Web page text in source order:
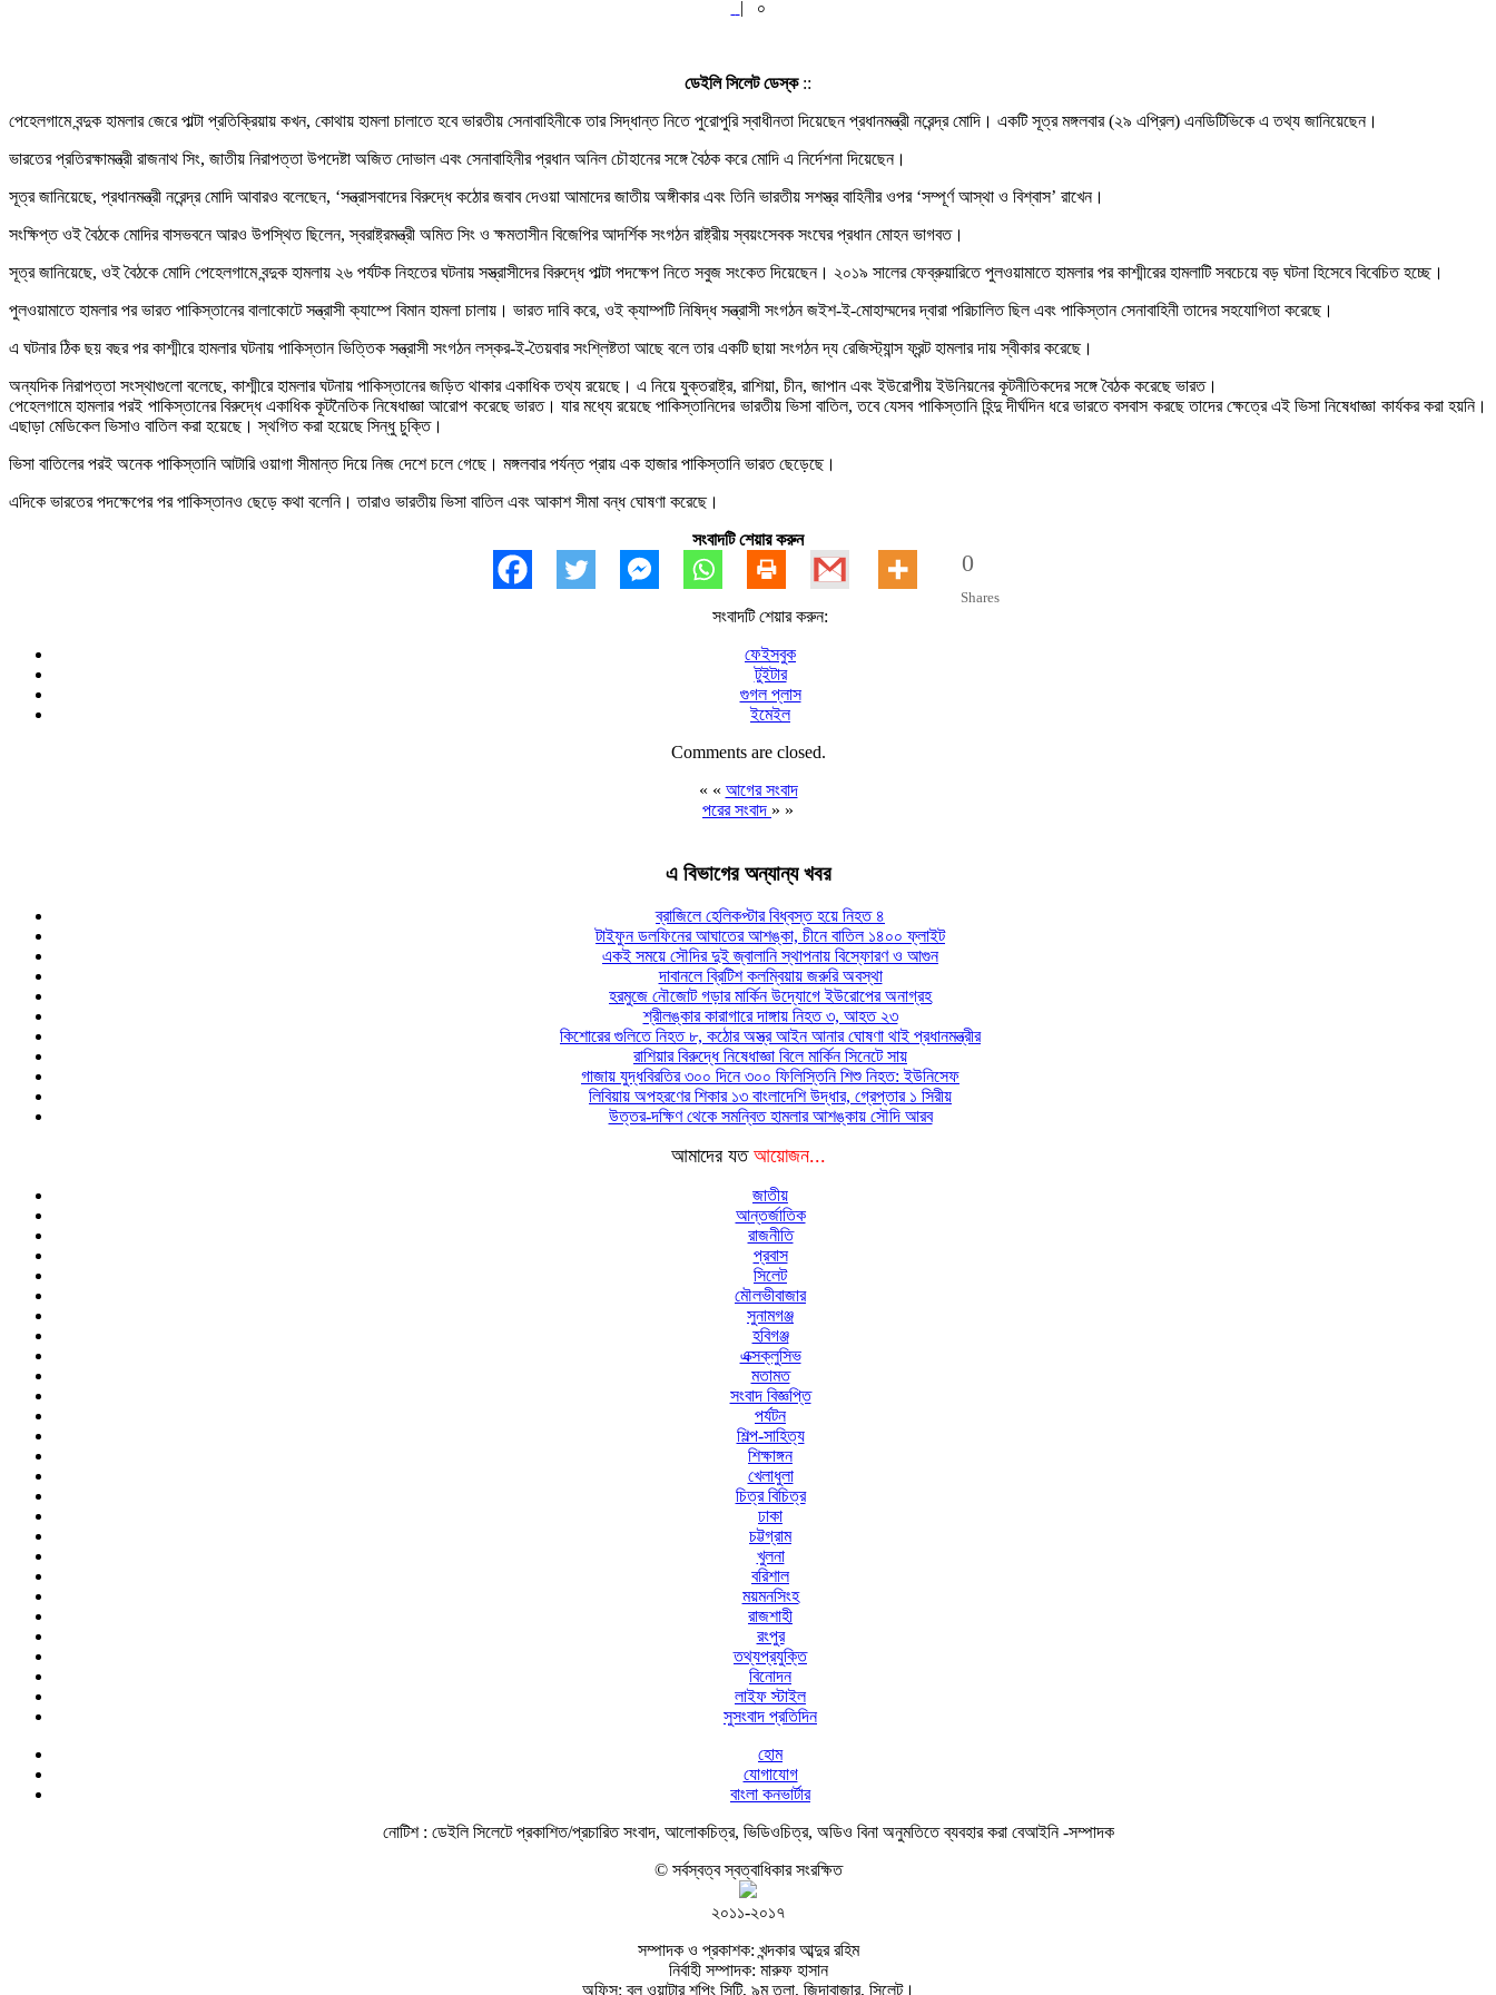
| ০
ডেইলি সিলেট ডেস্ক::
পেহেলগামে বন্দুক হামলার জেরে পাল্টা প্রতিক্রিয়ায় কখন, কোথায় হামলা চালাতে হবে ভারতীয় সেনাবাহিনীকে তার সিদ্ধান্ত নিতে পুরোপুরি স্বাধীনতা দিয়েছেন প্রধানমন্ত্রী নরেন্দ্র মোদি। একটি সূত্র মঙ্গলবার (২৯ এপ্রিল) এনডিটিভিকে এ তথ্য জানিয়েছেন।
ভারতের প্রতিরক্ষামন্ত্রী রাজনাথ সিং, জাতীয় নিরাপত্তা উপদেষ্টা অজিত দোভাল এবং সেনাবাহিনীর প্রধান অনিল চৌহানের সঙ্গে বৈঠক করে মোদি এ নির্দেশনা দিয়েছেন।
সূত্র জানিয়েছে, প্রধানমন্ত্রী নরেন্দ্র মোদি আবারও বলেছেন, ‘সন্ত্রাসবাদের বিরুদ্ধে কঠোর জবাব দেওয়া আমাদের জাতীয় অঙ্গীকার এবং তিনি ভারতীয় সশস্ত্র বাহিনীর ওপর ‘সম্পূর্ণ আস্থা ও বিশ্বাস’ রাখেন।
সংক্ষিপ্ত ওই বৈঠকে মোদির বাসভবনে আরও উপস্থিত ছিলেন, স্বরাষ্ট্রমন্ত্রী অমিত সিং ও ক্ষমতাসীন বিজেপির আদর্শিক সংগঠন রাষ্ট্রীয় স্বয়ংসেবক সংঘের প্রধান মোহন ভাগবত।
সূত্র জানিয়েছে, ওই বৈঠকে মোদি পেহেলগামে বন্দুক হামলায় ২৬ পর্যটক নিহতের ঘটনায় সস্ত্রাসীদের বিরুদ্ধে পাল্টা পদক্ষেপ নিতে সবুজ সংকেত দিয়েছেন। ২০১৯ সালের ফেব্রুয়ারিতে পুলওয়ামাতে হামলার পর কাশ্মীরের হামলাটি সবচেয়ে বড় ঘটনা হিসেবে বিবেচিত হচ্ছে।
পুলওয়ামাতে হামলার পর ভারত পাকিস্তানের বালাকোটে সন্ত্রাসী ক্যাম্পে বিমান হামলা চালায়। ভারত দাবি করে, ওই ক্যাম্পটি নিষিদ্ধ সন্ত্রাসী সংগঠন জইশ-ই-মোহাম্মদের দ্বারা পরিচালিত ছিল এবং পাকিস্তান সেনাবাহিনী তাদের সহযোগিতা করেছে।
এ ঘটনার ঠিক ছয় বছর পর কাশ্মীরে হামলার ঘটনায় পাকিস্তান ভিত্তিক সন্ত্রাসী সংগঠন লস্কর-ই-তৈয়বার সংশ্লিষ্টতা আছে বলে তার একটি ছায়া সংগঠন দ্য রেজিস্ট্যান্স ফ্রন্ট হামলার দায় স্বীকার করেছে।
অন্যদিক নিরাপত্তা সংস্থাগুলো বলেছে, কাশ্মীরে হামলার ঘটনায় পাকিস্তানের জড়িত থাকার একাধিক তথ্য রয়েছে। এ নিয়ে যুক্তরাষ্ট্র, রাশিয়া, চীন, জাপান এবং ইউরোপীয় ইউনিয়নের কূটনীতিকদের সঙ্গে বৈঠক করেছে ভারত।
পেহেলগামে হামলার পরই পাকিস্তানের বিরুদ্ধে একাধিক কূটনৈতিক নিষেধাজ্ঞা আরোপ করেছে ভারত। যার মধ্যে রয়েছে পাকিস্তানিদের ভারতীয় ভিসা বাতিল, তবে যেসব পাকিস্তানি হিন্দু দীর্ঘদিন ধরে ভারতে বসবাস করছে তাদের ক্ষেত্রে এই ভিসা নিষেধাজ্ঞা কার্যকর করা হয়নি।
এছাড়া মেডিকেল ভিসাও বাতিল করা হয়েছে। স্থগিত করা হয়েছে সিন্ধু চুক্তি।
ভিসা বাতিলের পরই অনেক পাকিস্তানি আটারি ওয়াগা সীমান্ত দিয়ে নিজ দেশে চলে গেছে। মঙ্গলবার পর্যন্ত প্রায় এক হাজার পাকিস্তানি ভারত ছেড়েছে।
এদিকে ভারতের পদক্ষেপের পর পাকিস্তানও ছেড়ে কথা বলেনি। তারাও ভারতীয় ভিসা বাতিল এবং আকাশ সীমা বন্ধ ঘোষণা করেছে।
সংবাদটি শেয়ার করুন
0
Shares
সংবাদটি শেয়ার করুন:
ফেইসবুক
টুইটার
গুগল প্লাস
ইমেইল
Comments are closed.
« « আগের সংবাদ
পরের সংবাদ » »
এ বিভাগের অন্যান্য খবর
ব্রাজিলে হেলিকপ্টার বিধ্বস্ত হয়ে নিহত ৪
টাইফুন ডলফিনের আঘাতের আশঙ্কা, চীনে বাতিল ১৪০০ ফ্লাইট
একই সময়ে সৌদির দুই জ্বালানি স্থাপনায় বিস্ফোরণ ও আগুন
দাবানলে ব্রিটিশ কলম্বিয়ায় জরুরি অবস্থা
হরমুজে নৌজোট গড়ার মার্কিন উদ্যোগে ইউরোপের অনাগ্রহ
শ্রীলঙ্কার কারাগারে দাঙ্গায় নিহত ৩, আহত ২৩
কিশোরের গুলিতে নিহত ৮, কঠোর অস্ত্র আইন আনার ঘোষণা থাই প্রধানমন্ত্রীর
রাশিয়ার বিরুদ্ধে নিষেধাজ্ঞা বিলে মার্কিন সিনেটে সায়
গাজায় যুদ্ধবিরতির ৩০০ দিনে ৩০০ ফিলিস্তিনি শিশু নিহত: ইউনিসেফ
লিবিয়ায় অপহরণের শিকার ১৩ বাংলাদেশি উদ্ধার, গ্রেপ্তার ১ সিরীয়
উত্তর-দক্ষিণ থেকে সমন্বিত হামলার আশঙ্কায় সৌদি আরব
আমাদের যত আয়োজন...
জাতীয়
আন্তর্জাতিক
রাজনীতি
প্রবাস
সিলেট
মৌলভীবাজার
সুনামগঞ্জ
হবিগঞ্জ
এক্সক্লুসিভ
মতামত
সংবাদ বিজ্ঞপ্তি
পর্যটন
শিল্প-সাহিত্য
শিক্ষাঙ্গন
খেলাধুলা
চিত্র বিচিত্র
ঢাকা
চট্টগ্রাম
খুলনা
বরিশাল
ময়মনসিংহ
রাজশাহী
রংপুর
তথ্যপ্রযুক্তি
বিনোদন
লাইফ স্টাইল
সুসংবাদ প্রতিদিন
হোম
যোগাযোগ
বাংলা কনভার্টার
নোটিশ : ডেইলি সিলেটে প্রকাশিত/প্রচারিত সংবাদ, আলোকচিত্র, ভিডিওচিত্র, অডিও বিনা অনুমতিতে ব্যবহার করা বেআইনি -সম্পাদক
© সর্বস্বত্ব স্বত্বাধিকার সংরক্ষিত
২০১১-২০১৭
সম্পাদক ও প্রকাশক: খন্দকার আব্দুর রহিম
নির্বাহী সম্পাদক: মারুফ হাসান
অফিস: ব্লু ওয়াটার শপিং সিটি, ৯ম তলা, জিন্দাবাজার, সিলেট।